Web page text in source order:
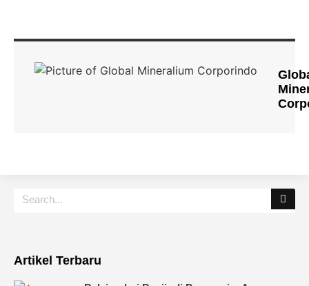
Artikel Terbaru